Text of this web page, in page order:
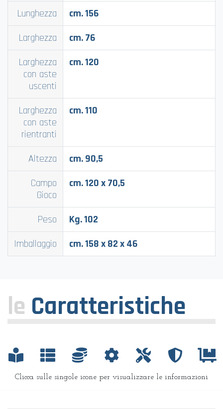
Lunghezza
cm. 156
Larghezza
cm. 76
Larghezza
con aste
uscenti
cm. 120
Larghezza
con aste
rientranti
cm. 110
Altezza
cm. 90,5
Campo
Gioco
cm. 120 x 70,5
Peso
Kg. 102
Imballaggio
cm. 158 x 82 x 46
le Caratteristiche
Clicca sulle singole icone per visualizzare le informazioni